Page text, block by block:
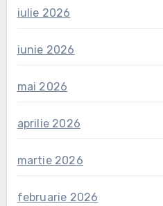
iulie 2026
iunie 2026
mai 2026
aprilie 2026
martie 2026
februarie 2026